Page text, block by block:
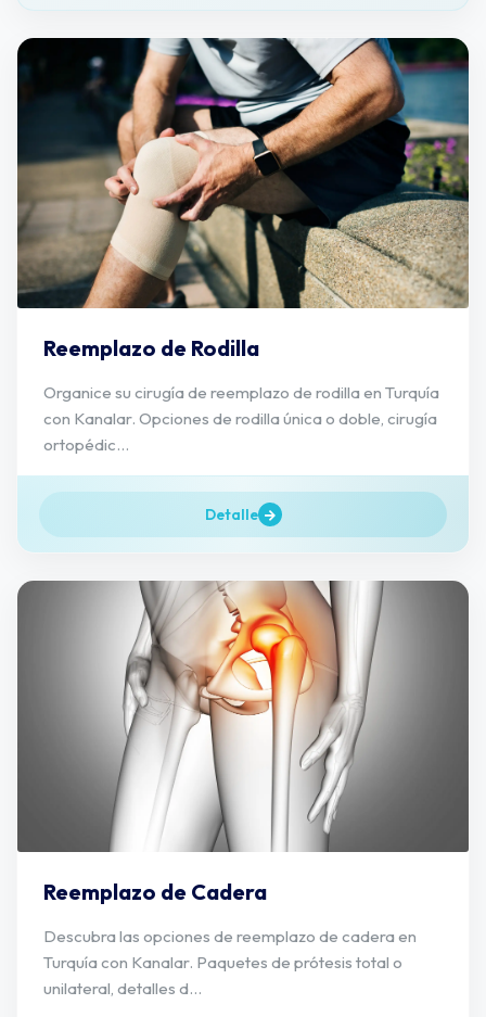
Reemplazo de Rodilla
Organice su cirugía de reemplazo de rodilla en Turquía
con Kanalar. Opciones de rodilla única o doble, cirugía
ortopédic...
Detalle
Reemplazo de Cadera
Descubra las opciones de reemplazo de cadera en
Turquía con Kanalar. Paquetes de prótesis total o
unilateral, detalles d...